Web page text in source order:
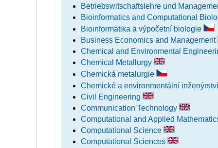
Betriebswitschaftslehre und
Bioinformatics and Computational
Bioinformatika a výpočetní biologie
Business Economics and Management
Chemical and Environmental
Chemical Metallurgy
Chemická metalurgie
Chemické a environmentální
Civil Engineering
Communication Technology
Computational and Applied
Computational Science
Computational Sciences